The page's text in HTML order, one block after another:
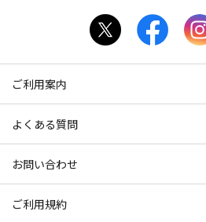
ご利用案内
よくある質問
お問い合わせ
ご利用規約